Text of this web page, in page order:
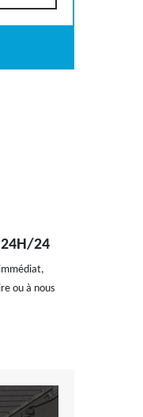
24H/24
ou à nous